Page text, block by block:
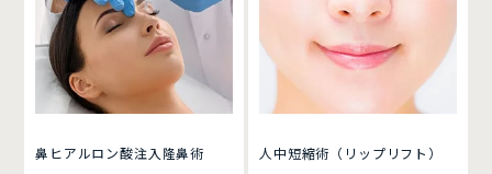
鼻ヒアルロン酸注入隆鼻術 人中短縮術（リップリフト）